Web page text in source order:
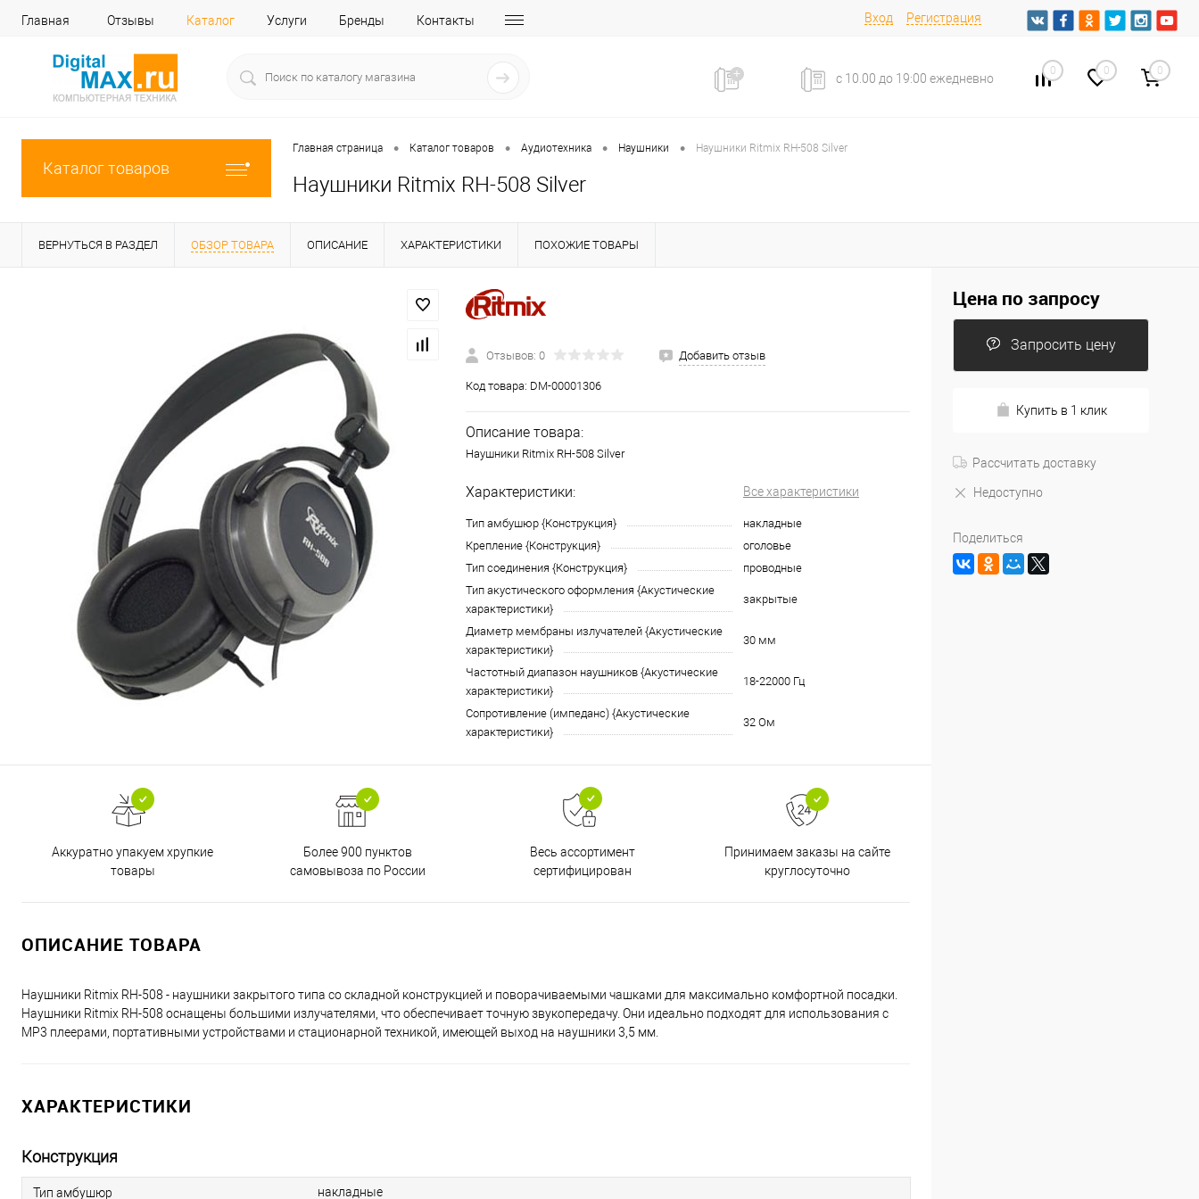
Главная Отзывы Каталог Услуги Бренды Контакты Вход Регистрация
с 10.00 до 19:00 ежедневно
0 0 0
Каталог товаров
Главная страница • Каталог товаров • Аудиотехника • Наушники • Наушники Ritmix RH-508 Silver
Наушники Ritmix RH-508 Silver
ВЕРНУТЬСЯ В РАЗДЕЛ ОБЗОР ТОВАРА ОПИСАНИЕ ХАРАКТЕРИСТИКИ ПОХОЖИЕ ТОВАРЫ
Отзывов: 0 Добавить отзыв
Код товара: DM-00001306
Описание товара:
Наушники Ritmix RH-508 Silver
Характеристики: Все характеристики
Тип амбушюр {Конструкция}
накладные
Крепление {Конструкция}
оголовье
Тип соединения {Конструкция}
проводные
Тип акустического оформления {Акустические
характеристики}
закрытые
Диаметр мембраны излучателей {Акустические
характеристики}
30 мм
Частотный диапазон наушников {Акустические
характеристики}
18-22000 Гц
Сопротивление (импеданс) {Акустические
характеристики}
32 Ом
Аккуратно упакуем хрупкие
товары
Более 900 пунктов
самовывоза по России
Весь ассортимент
сертифицирован
Принимаем заказы на сайте
круглосуточно
ОПИСАНИЕ ТОВАРА
Наушники Ritmix RH-508 - наушники закрытого типа со складной конструкцией и поворачиваемыми чашками для максимально комфортной посадки.
Наушники Ritmix RH-508 оснащены большими излучателями, что обеспечивает точную звукопередачу. Они идеально подходят для использования с
MP3 плеерами, портативными устройствами и стационарной техникой, имеющей выход на наушники 3,5 мм.
ХАРАКТЕРИСТИКИ
Конструкция
Тип амбушюр накладные
Цена по запросу
Запросить цену
Купить в 1 клик
Рассчитать доставку
Недоступно
Поделиться